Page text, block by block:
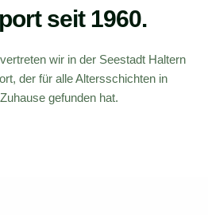
seit 1960.
wir in der Seestadt Haltern
der für alle Altersschichten in
gefunden hat.